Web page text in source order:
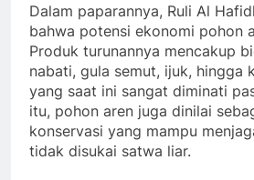
Dalam paparannya, Ruli Al
bahwa potensi ekonomi pohon
Produk turunannya mencakup
nabati, gula semut, ijuk, hingga
yang saat ini sangat diminati
itu, pohon aren juga dinilai
konservasi yang mampu
tidak disukai satwa liar.